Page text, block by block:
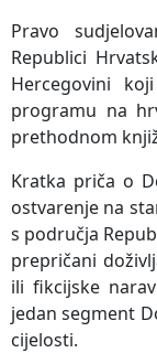
Pravo
Republici
Hercegovini
programu na
prethodnom
Kratka priča o
ostvarenje na
s područja
prepričani
ili fikcijske
jedan segment
cijelosti.